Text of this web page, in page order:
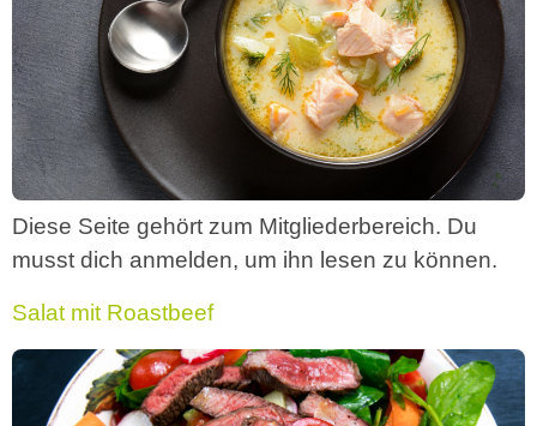
Diese Seite gehört zum Mitgliederbereich. Du
musst dich anmelden, um ihn lesen zu können.
Salat mit Roastbeef